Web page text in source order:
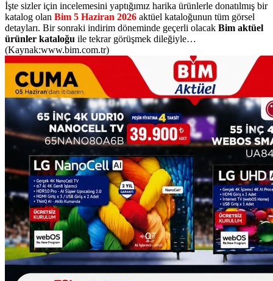
İşte sizler için incelemesini yaptığımız harika ürünlerle donatılmış bir
katalog olan Bim 5 Haziran 2026 aktüel kataloğunun tüm görsel
detayları. Bir sonraki indirim döneminde geçerli olacak Bim aktüel
ürünler kataloğu ile tekrar görüşmek dileğiyle…
(Kaynak:www.bim.com.tr)